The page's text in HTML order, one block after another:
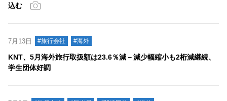
込む
7月13日 #旅行会社 #海外
KNT、5月海外旅行取扱額は23.6％減－減少幅縮小も2桁減継続、
学生団体好調